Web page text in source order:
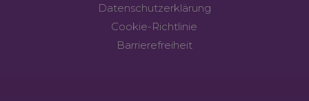
Datenschutzerklärung
Cookie-Richtlinie
Barrierefreiheit